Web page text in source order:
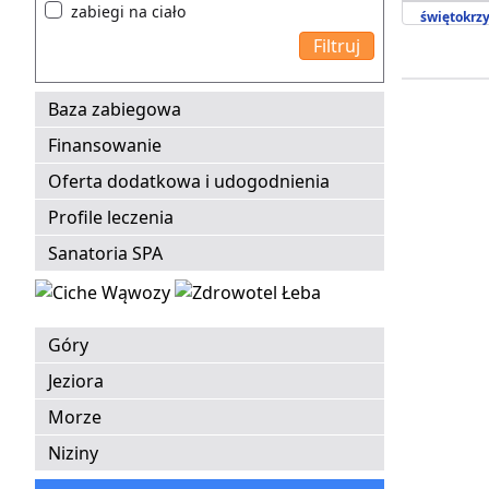
zabiegi na ciało
Baza zabiegowa
Finansowanie
Oferta dodatkowa i udogodnienia
Profile leczenia
Sanatoria SPA
Góry
Jeziora
Morze
Niziny